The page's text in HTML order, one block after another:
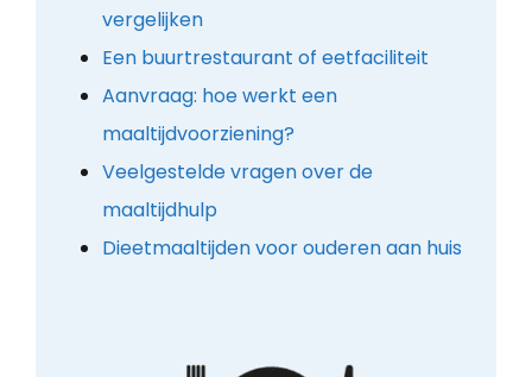
vergelijken
Een buurtrestaurant of eetfaciliteit
Aanvraag: hoe werkt een
maaltijdvoorziening?
Veelgestelde vragen over de
maaltijdhulp
Dieetmaaltijden voor ouderen aan huis